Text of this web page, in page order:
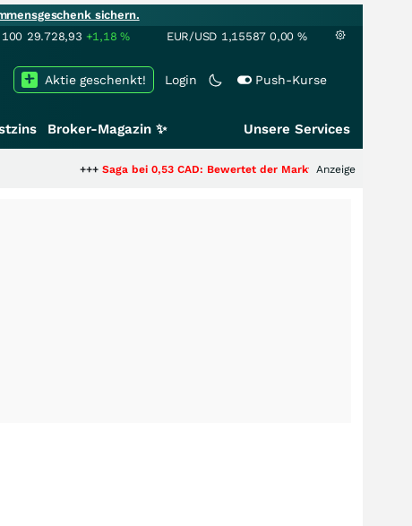
sichern.
100 29.728,93 +1,18% EUR/USD 1,15587 0,00 %
Login Push-Kurse
Aktie geschenkt!
Broker-Magazin ✨ Unsere Services
Saga bei 0,53 CAD: Bewertet der Markt noch immer nur die Hälfte
Anzeige